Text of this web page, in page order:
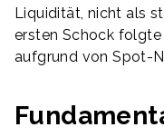
Liquidität, nicht als
ersten Schock folgte
aufgrund von Spot-